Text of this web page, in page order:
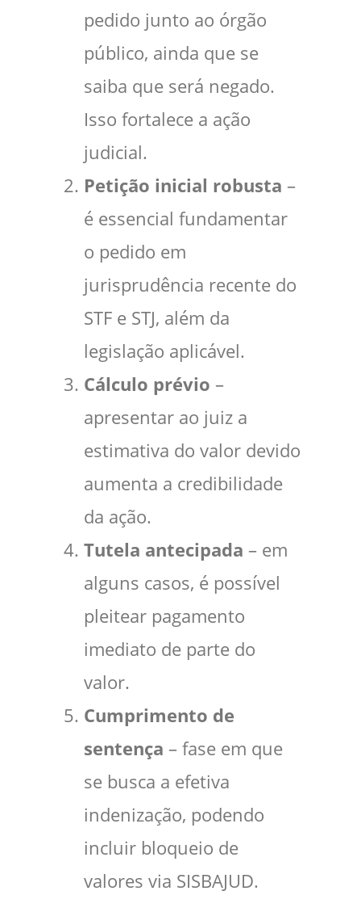
pedido junto ao órgão
público, ainda que se
saiba que será negado.
Isso fortalece a ação
judicial.
Petição inicial robusta –
é essencial fundamentar
o pedido em
jurisprudência recente do
STF e STJ, além da
legislação aplicável.
Cálculo prévio –
apresentar ao juiz a
estimativa do valor devido
aumenta a credibilidade
da ação.
Tutela antecipada – em
alguns casos, é possível
pleitear pagamento
imediato de parte do
valor.
Cumprimento de
sentença – fase em que
se busca a efetiva
indenização, podendo
incluir bloqueio de
valores via SISBAJUD.